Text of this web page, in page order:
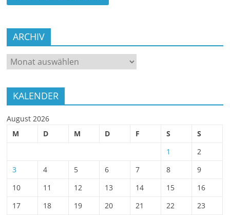
ARCHIV
ARCHIV
KALENDER
August 2026
M
D M D F S
S
1
2
3
4 5 6 7 8
9
10
11 12 13 14 15
16
17
18 19 20 21 22
23